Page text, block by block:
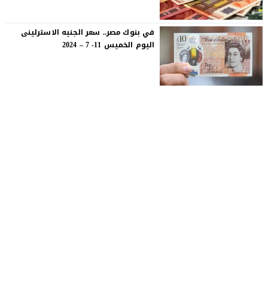
في بنوك مصر.. سعر الجنيه الاسترلينى
اليوم الخميس 11- 7 – 2024